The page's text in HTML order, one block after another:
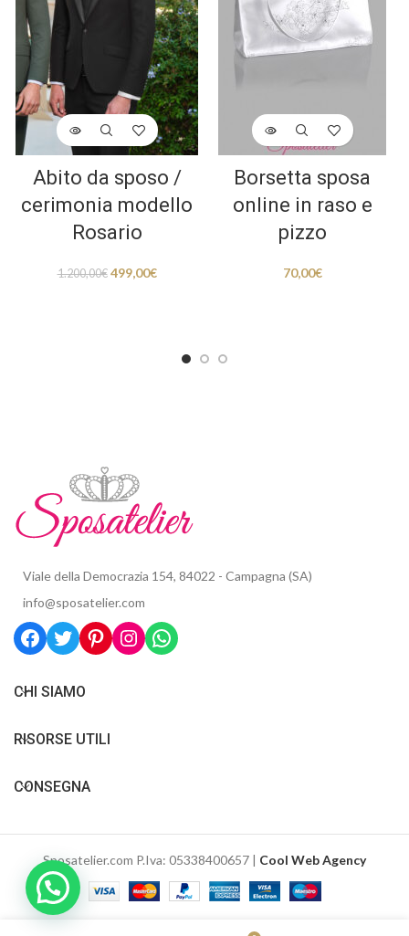
Abito da sposo /
cerimonia modello
Rosario
1.200,00€ 499,00€
Borsetta sposa
online in raso e
pizzo
70,00€
Viale della Democrazia 154, 84022 - Campagna (SA)
info@sposatelier.com
CHI SIAMO
RISORSE UTILI
CONSEGNA
Sposatelier.com P.Iva: 05338400657 | Cool Web Agency